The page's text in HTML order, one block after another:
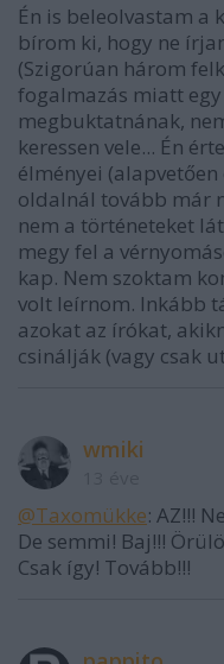
Én is beleolvastam a
bírom ki, hogy ne
(Szigorúan három
fogalmazás miatt
megbuktatnának,
keressen vele... Én
élményei (alapvetően
oldalnál tovább már
nem a történeteket
megy fel a
kap. Nem szoktam
volt leírnom. Inkább
azokat az írókat,
csinálják (vagy csak
wmiki
@Taxomükke: AZ!!!
De semmi! Baj!!!
Csak így! Tovább!!!